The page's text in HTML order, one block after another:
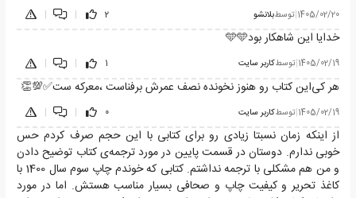
1405/02/20
|توسطبلانشو 2
|
|
خدایا این شاهکار بود🩵🩵
1405/02/19
|توسطکاربر سایت 1
|
|
هر کی‌این کتاب رو هنوز نخونده نصف عمرش برفناست ،معرکه ست✅️💯👏
1405/02/19
|توسطکاربر سایت 0
|
|
از اینکه زمان نسبتا زیادی رو برای کتابی با این حجم صرف کردم حس
خوبی ندارم. دوستان در قسمت پایین در مورد ترجمه‌ی کتاب توضیح دادن
و من هم مشکلی با ترجمه نداشتم. کتابی که خوندم چاپ سوم سال 1400 با
کاغذ تحریر و کیفیت چاپ و صحافی بسیار مناسب هستش. اما در مورد